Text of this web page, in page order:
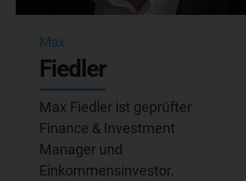
Max
Fiedler
Max Fiedler ist geprüfter
Finance & Investment
Manager und
Einkommensinvestor.